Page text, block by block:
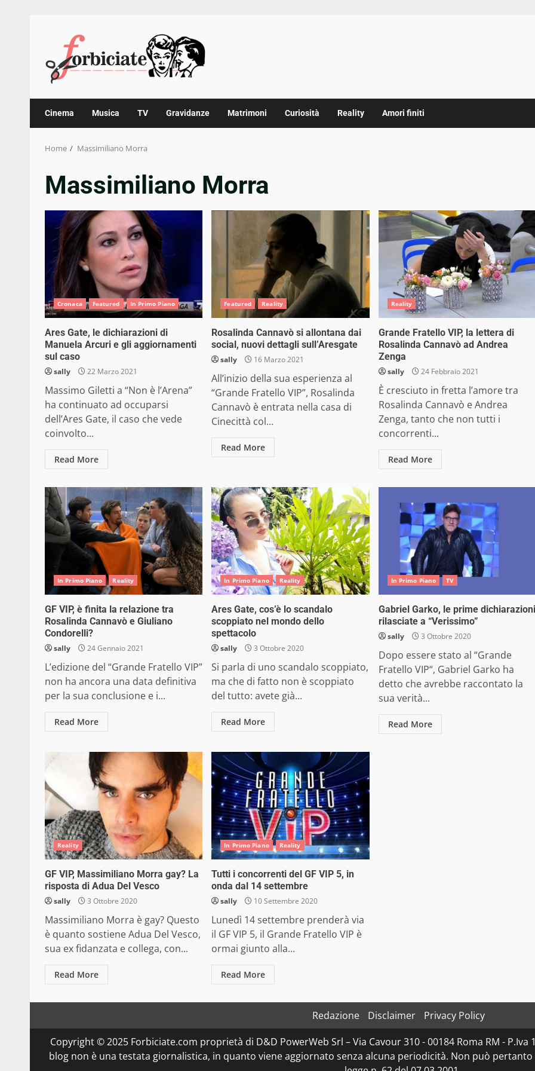
content
Cinema Musica TV Gravidanze Matrimoni Curiosità Reality Amori finiti
Home Massimiliano Morra
Massimiliano Morra
Cronaca Featured In Primo Piano
Ares Gate, le dichiarazioni di
Manuela Arcuri e gli aggiornamenti
sul caso
sally 22 Marzo 2021
Massimo Giletti a “Non è l’Arena”
ha continuato ad occuparsi
dell’Ares Gate, il caso che vede
coinvolto...
Read More
Featured Reality
Rosalinda Cannavò si allontana dai
social, nuovi dettagli sull’Aresgate
sally 16 Marzo 2021
All’inizio della sua esperienza al
“Grande Fratello VIP”, Rosalinda
Cannavò è entrata nella casa di
Cinecittà col...
Read More
Reality
Grande Fratello VIP, la lettera di
Rosalinda Cannavò ad Andrea
Zenga
sally 24 Febbraio 2021
È cresciuto in fretta l’amore tra
Rosalinda Cannavò e Andrea
Zenga, tanto che non tutti i
concorrenti...
Read More
In Primo Piano Reality
GF VIP, è finita la relazione tra
Rosalinda Cannavò e Giuliano
Condorelli?
sally 24 Gennaio 2021
L’edizione del “Grande Fratello VIP”
non ha ancora una data definitiva
per la sua conclusione e i...
Read More
In Primo Piano Reality
Ares Gate, cos’è lo scandalo
scoppiato nel mondo dello
spettacolo
sally 3 Ottobre 2020
Si parla di uno scandalo scoppiato,
ma che di fatto non è scoppiato
del tutto: avete già...
Read More
In Primo Piano TV
Gabriel Garko, le prime dichiarazioni
rilasciate a “Verissimo”
sally 3 Ottobre 2020
Dopo essere stato al “Grande
Fratello VIP“, Gabriel Garko ha
detto che avrebbe raccontato la
sua verità...
Read More
Reality
GF VIP, Massimiliano Morra gay? La
risposta di Adua Del Vesco
sally 3 Ottobre 2020
Massimiliano Morra è gay? Questo
è quanto sostiene Adua Del Vesco,
sua ex fidanzata e collega, con...
Read More
In Primo Piano Reality
Tutti i concorrenti del GF VIP 5, in
onda dal 14 settembre
sally 10 Settembre 2020
Lunedì 14 settembre prenderà via
il GF VIP 5, il Grande Fratello VIP è
ormai giunto alla...
Read More
Redazione Disclaimer
Privacy Policy
Copyright © 2025 Forbiciate.com proprietà di D&D PowerWeb Srl – Via Cavour 310 - 00184 Roma RM -
blog non è una testata giornalistica, in quanto viene aggiornato senza alcuna periodicità. Non può